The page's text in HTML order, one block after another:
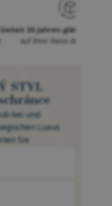
Seit 20 Jahren glänzen wir
auf Ihrer Reise durch die
STYL
bei und
Luxus
Sie